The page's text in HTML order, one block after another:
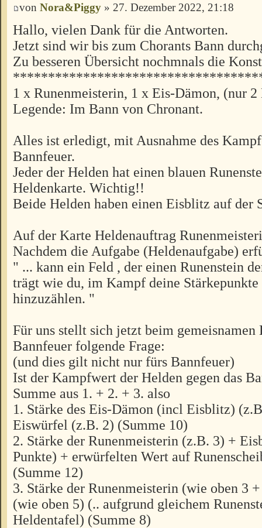
von Nora&Piggy » 27. Dezember 2022, 21:18
Hallo, vielen Dank für die Antworten.
Jetzt sind wir bis zum Chorants Bann
Zu besseren Übersicht nochmnals die
1 x Runenmeisterin, 1 x Eis-Dämon, (nur 2
Legende: Im Bann von Chronant.
Alles ist erledigt, mit Ausnahme des
Bannfeuer.
Jeder der Helden hat einen blauen
Heldenkarte. Wichtig!!
Beide Helden haben einen Eisblitz auf der
Auf der Karte Heldenauftrag
Nachdem die Aufgabe (Heldenaufgabe)
" ... kann ein Feld , der einen Runenstein
trägt wie du, im Kampf deine
hinzuzählen. "
Für uns stellt sich jetzt beim gemeisnamen
Bannfeuer folgende Frage:
(und dies gilt nicht nur fürs Bannfeuer)
Ist der Kampfwert der Helden gegen das
Summe aus 1. + 2. + 3. also
1. Stärke des Eis-Dämon (incl Eisblitz)
Eiswürfel (z.B. 2) (Summe 10)
2. Stärke der Runenmeisterin (z.B. 3) +
Punkte) + erwürfelten Wert auf
(Summe 12)
3. Stärke der Runenmeisterin (wie oben 3
(wie oben 5) (.. aufgrund gleichem
Heldentafel) (Summe 8)